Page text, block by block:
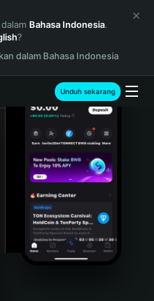
Bahasa Indonesia.
?
dalam Bahasa Indonesia
Unduh sekarang